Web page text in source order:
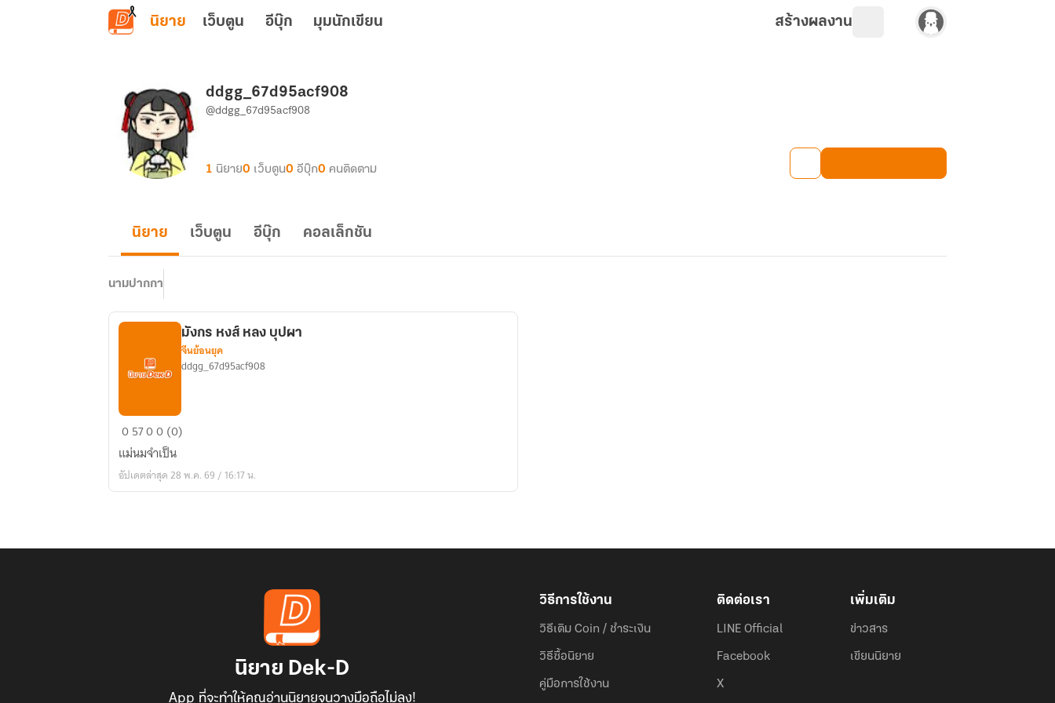
ข้ามไปยังเนื้อหาหลัก
นิยาย เว็บตูน อีบุ๊ก มุมนักเขียน สร้างผลงาน
ddgg_67d95acf908
@ddgg_67d95acf908
1 นิยาย0 เว็บตูน0 อีบุ๊ก0 คนติดตาม
นิยาย เว็บตูน อีบุ๊ก คอลเล็กชัน
นามปากกา
มังกร
หงส์
หลง
บุปผา
มังกร หงส์ หลง บุปผา
จีนย้อนยุค
ddgg_67d95acf908
05700 (0)
แม่นมจำเป็น
อัปเดตล่าสุด 28 พ.ค. 69 / 16:17 น.
นิยาย Dek-D
App ที่จะทำให้คุณอ่านนิยายจนวางมือถือไม่ลง!
วิธีการใช้งาน
วิธีเติม Coin / ชำระเงิน
วิธีซื้อนิยาย
คู่มือการใช้งาน
ติดต่อเรา
LINE Official
Facebook
X
เพิ่มเติม
ข่าวสาร
เขียนนิยาย